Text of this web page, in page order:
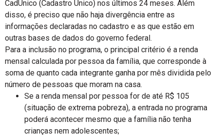
CadÚnico (Cadastro Único) nos últimos 24 meses. Além
disso, é preciso que não haja divergência entre as
informações declaradas no cadastro e as que estão em
outras bases de dados do governo federal.
Para a inclusão no programa, o principal critério é a renda
mensal calculada por pessoa da família, que corresponde à
soma de quanto cada integrante ganha por mês dividida pelo
número de pessoas que moram na casa.
Se a renda mensal por pessoa for de até R$ 105
(situação de extrema pobreza), a entrada no programa
poderá acontecer mesmo que a família não tenha
crianças nem adolescentes;